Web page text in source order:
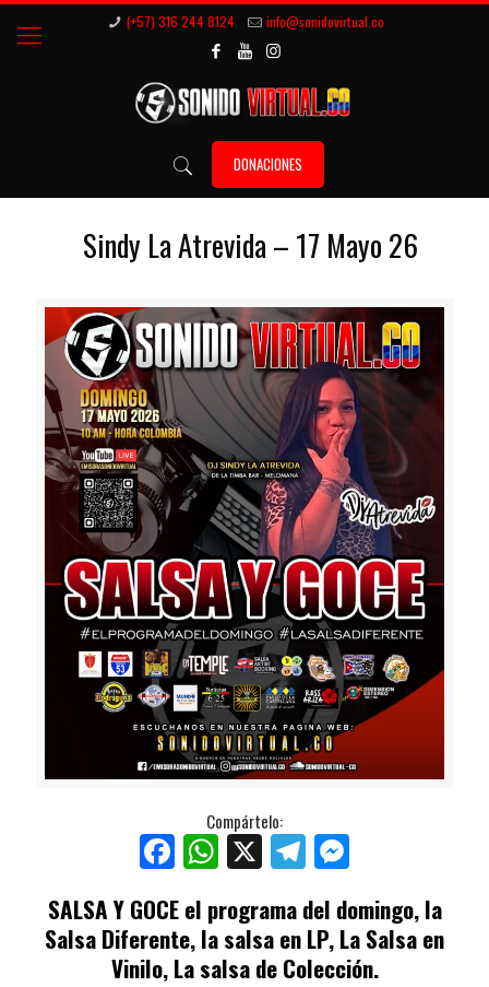
(+57) 316 244 8124 info@sonidovirtual.co
DONACIONES
Sindy La Atrevida – 17 Mayo 26
Compártelo:
Facebook
WhatsApp
X Telegram
SALSA Y GOCEel programa del domingo, la
Salsa Diferente, la salsa en LP, La Salsa en
Vinilo, La salsa de Colección.